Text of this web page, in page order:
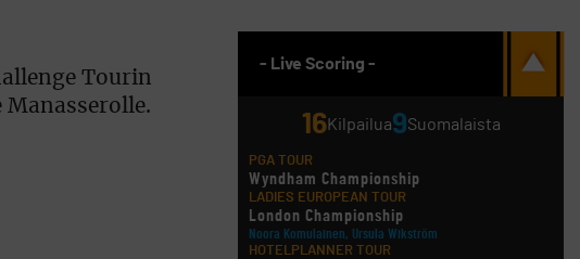
Tourin
- Live Scoring -
16Kilpailua9Suomalaista
PGA TOUR
Wyndham Championship
LADIES EUROPEAN TOUR
London Championship
Noora Komulainen, Ursula Wikström
HOTELPLANNER TOUR